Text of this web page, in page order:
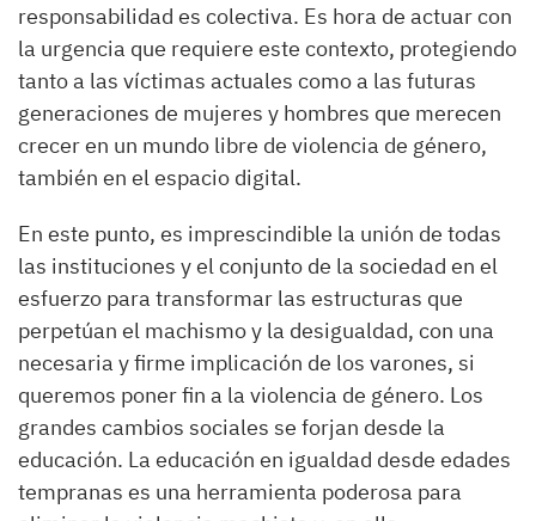
responsabilidad es colectiva. Es hora de actuar con
la urgencia que requiere este contexto, protegiendo
tanto a las víctimas actuales como a las futuras
generaciones de mujeres y hombres que merecen
crecer en un mundo libre de violencia de género,
también en el espacio digital.
En este punto, es imprescindible la unión de todas
las instituciones y el conjunto de la sociedad en el
esfuerzo para transformar las estructuras que
perpetúan el machismo y la desigualdad, con una
necesaria y firme implicación de los varones, si
queremos poner fin a la violencia de género. Los
grandes cambios sociales se forjan desde la
educación. La educación en igualdad desde edades
tempranas es una herramienta poderosa para